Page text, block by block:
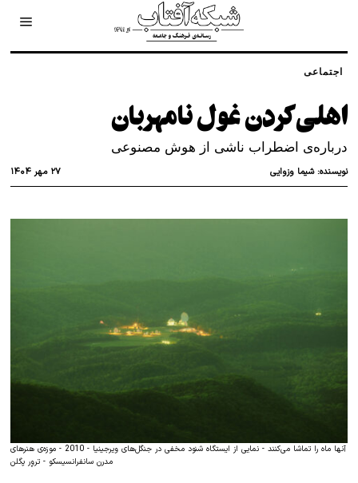
اجتماعی
اهلی‌کردن غول نامهربان
درباره‌ی اضطراب ناشی از هوش مصنوعی
نویسنده:شیما وزوایی ۲۷ مهر ۱۴۰۴
آنها ماه را تماشا می‌کنند - نمایی از ایستگاه شنود مخفی در جنگل‌های ویرجینیا - 2010 - موزه‌ی هنرهای
مدرن سانفرانسیسکو - تروِر پگلن